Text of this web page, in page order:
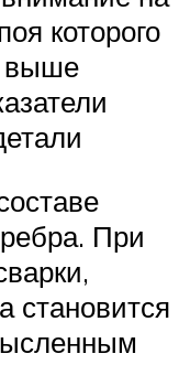
которого
выше
При
становится